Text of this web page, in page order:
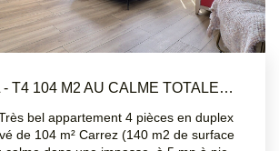
ST-RAPHAËL - T4 104 M2 AU CALME TOTALEMENT RÉNOVÉ
bel appartement 4 pièces en duplex
m² Carrez (140 m2 de surface